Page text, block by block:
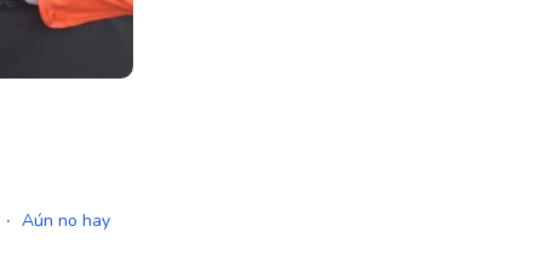
. Aún no hay